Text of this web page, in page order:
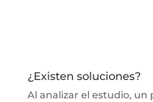
¿Existen soluciones?
Al analizar el estudio, un